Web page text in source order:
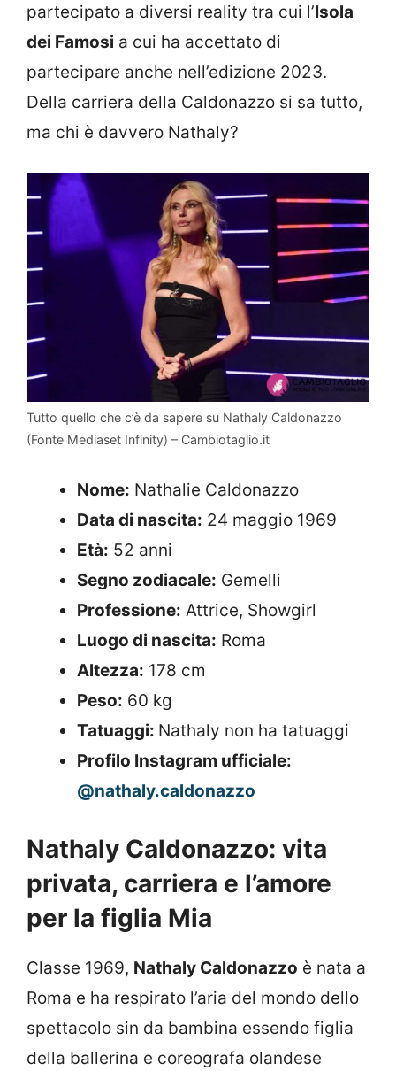
partecipato a diversi reality tra cui l’Isola
dei Famosi a cui ha accettato di
partecipare anche nell’edizione 2023.
Della carriera della Caldonazzo si sa tutto,
ma chi è davvero Nathaly?
Tutto quello che c’è da sapere su Nathaly Caldonazzo
(Fonte Mediaset Infinity) – Cambiotaglio.it
Nome: Nathalie Caldonazzo
Data di nascita: 24 maggio 1969
Età: 52 anni
Segno zodiacale: Gemelli
Professione: Attrice, Showgirl
Luogo di nascita: Roma
Altezza: 178 cm
Peso: 60 kg
Tatuaggi: Nathaly non ha tatuaggi
Profilo Instagram ufficiale:
@nathaly.caldonazzo
Nathaly Caldonazzo: vita
privata, carriera e l’amore
per la figlia Mia
Classe 1969, Nathaly Caldonazzo è nata a
Roma e ha respirato l’aria del mondo dello
spettacolo sin da bambina essendo figlia
della ballerina e coreografa olandese